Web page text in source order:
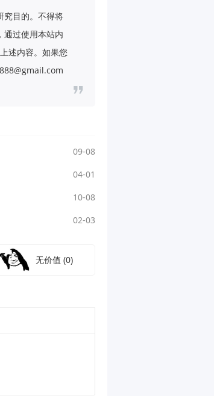
究目的。不得将
通过使用本站内
述内容。如果您
09-08
04-01
10-08
02-03
无价值(0)